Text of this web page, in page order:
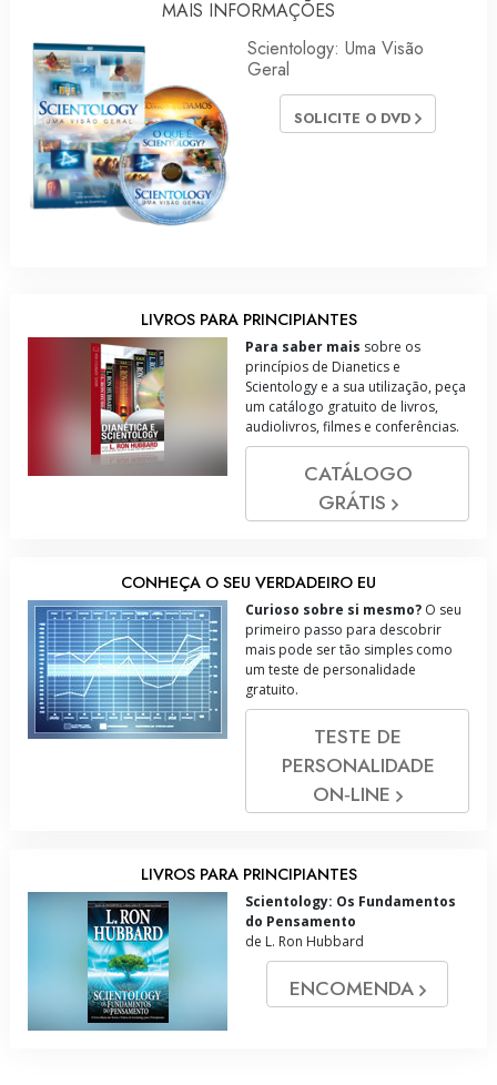
MAIS INFORMAÇÕES
Scientology: Uma Visão
Geral
SOLICITE O DVD
LIVROS PARA PRINCIPIANTES
Para saber mais sobre os
princípios de Dianetics e
Scientology e a sua utilização, peça
um catálogo gratuito de livros,
audiolivros, filmes e conferências.
CATÁLOGO
GRÁTIS
CONHEÇA O SEU VERDADEIRO EU
Curioso sobre si mesmo? O seu
primeiro passo para descobrir
mais pode ser tão simples como
um teste de personalidade
gratuito.
TESTE DE
PERSONALIDADE
ON‑LINE
LIVROS PARA PRINCIPIANTES
Scientology: Os Fundamentos
do Pensamento
de L. Ron Hubbard
ENCOMENDA